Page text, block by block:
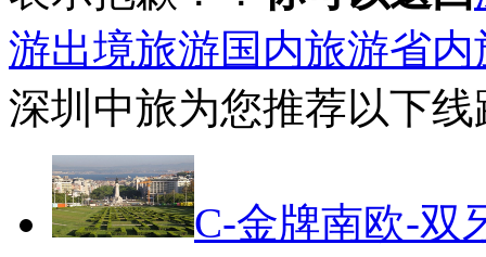
游出境旅游国内旅游省内
深圳中旅为您推荐以下线
C-金牌南欧-双